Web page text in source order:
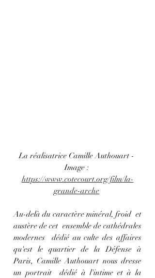
La réalisatrice Camille Authouart -
Image :
https://www.cotecourt.org/film/la-
grande-arche
Au-delà du caractère minéral, froid  et
austère de cet  ensemble de cathédrales
modernes  dédié au culte des affaires
qu'est le quartier de la Défense à
Paris, Camille Authouart nous dresse
un portrait  dédié à l'intime et à la